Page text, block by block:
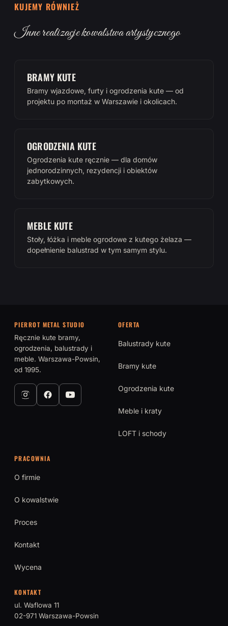
KUJEMY RÓWNIEŻ
Inne realizacje kowalstwa artystycznego
BRAMY KUTE
Bramy wjazdowe, furty i ogrodzenia kute — od
projektu po montaż w Warszawie i okolicach.
OGRODZENIA KUTE
Ogrodzenia kute ręcznie — dla domów
jednorodzinnych, rezydencji i obiektów
zabytkowych.
MEBLE KUTE
Stoły, łóżka i meble ogrodowe z kutego żelaza —
dopełnienie balustrad w tym samym stylu.
PIERROT METAL STUDIO
Ręcznie kute bramy,
ogrodzenia, balustrady i
meble. Warszawa-Powsin,
od 1995.
OFERTA
Balustrady kute
Bramy kute
Ogrodzenia kute
Meble i kraty
LOFT i schody
PRACOWNIA
O firmie
O kowalstwie
Proces
Kontakt
Wycena
KONTAKT
ul. Waflowa 11
02-971 Warszawa-Powsin